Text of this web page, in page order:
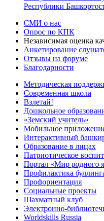
Республики
СМИ о нас
Опрос по КПК
Независимая оценка
Анкетирование
Отзывы на форуме
Благодарности
Методическая
Современная школа
Взлетай!
Дошкольное
«Земский учитель»
Мобильное
Интерактивный
Образование в лицах
Патриотическое
Портал «Мир родного
Профилактика
Профориентация
Социальные проекты
Шахматный клуб
Электронно-
Worldskills Russia